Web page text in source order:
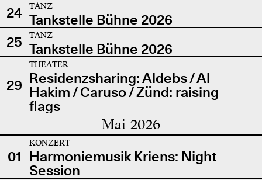
24
TANZ
Tankstelle Bühne 2026
25
TANZ
Tankstelle Bühne 2026
29
THEATER
Residenzsharing: Aldebs / Al
Hakim / Caruso / Zünd: raising
flags
Mai 2026
01
KONZERT
Harmoniemusik Kriens: Night
Session